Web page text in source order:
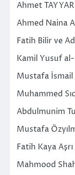
Ahmet
Ahmed Naina
Fatih Bilir ve
Kamil Yusuf
Mustafa İsmail
Muhammed
Abdulmunim
Mustafa
Fatih Kaya
Mahmood